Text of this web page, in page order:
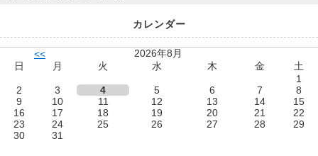
カレンダー
<<
2026年8月
日
月 火 水 木 金
土
1
2
3 4 5 6 7
8
9
10 11 12 13 14
15
16
17 18 19 20 21
22
23
24 25 26 27 28
29
30
31